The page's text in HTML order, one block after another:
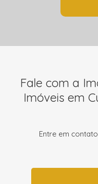
Fale com a
Imóveis em
Entre em